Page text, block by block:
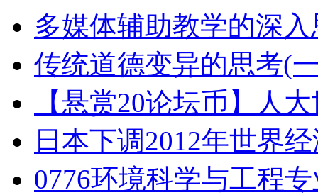
多媒体辅助教学的深
传统道德变异的思考(
【悬赏20论坛币】人
日本下调2012年世界
0776环境科学与工程